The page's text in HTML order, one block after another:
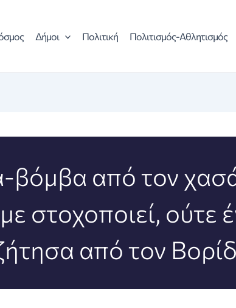
Δήμοι Πολιτική Πολιτισμός-Αθλητισμός
βόμβα από τον
στοχοποιεί, ούτε
από τον